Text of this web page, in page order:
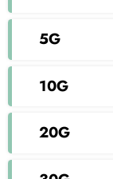
5g
10g
20g